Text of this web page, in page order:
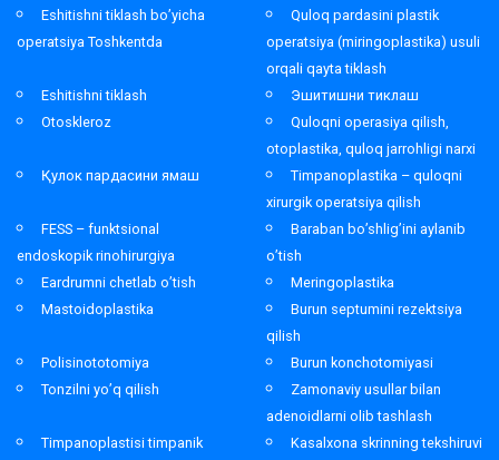
Eshitishni tiklash bo’yicha
operatsiya Toshkentda
Quloq pardasini plastik
operatsiya (miringoplastika) usuli
orqali qayta tiklash
Eshitishni tiklash
Эшитишни тиклаш
Otoskleroz
Quloqni operasiya qilish,
otoplastika, quloq jarrohligi narxi
Қулок пардасини ямаш
Timpanoplastika – quloqni
xirurgik operatsiya qilish
FESS – funktsional
endoskopik rinohirurgiya
Baraban bo’shlig’ini aylanib
o’tish
Eardrumni chetlab o’tish
Meringoplastika
Mastoidoplastika
Burun septumini rezektsiya
qilish
Polisinototomiya
Burun konchotomiyasi
Tonzilni yo’q qilish
Zamonaviy usullar bilan
adenoidlarni olib tashlash
Timpanoplastisi timpanik
Kasalxona skrinning tekshiruvi